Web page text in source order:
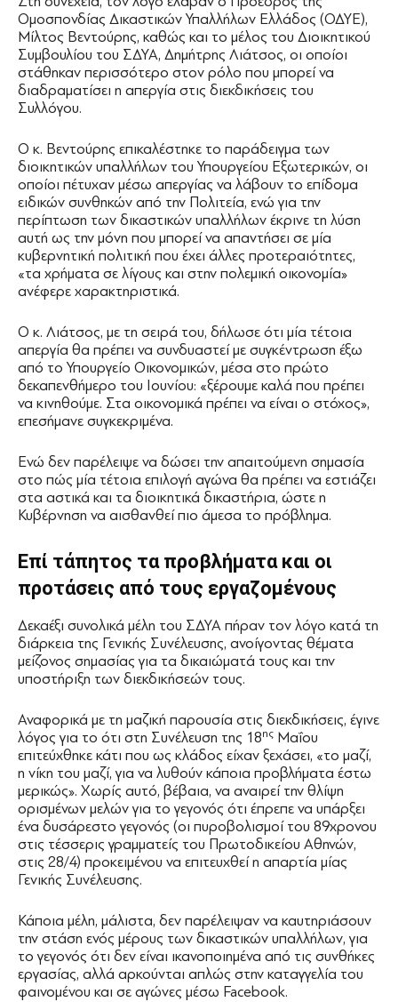
Ομοσπονδίας Δικαστικών Υπαλλήλων Ελλάδος (ΟΔΥΕ),
Μίλτος Βεντούρης, καθώς και το μέλος του Διοικητικού
Συμβουλίου του ΣΔΥΑ, Δημήτρης Λιάτσος, οι οποίοι
στάθηκαν περισσότερο στον ρόλο που μπορεί να
διαδραματίσει η απεργία στις διεκδικήσεις του
Συλλόγου.
Ο κ. Βεντούρης επικαλέστηκε το παράδειγμα των
διοικητικών υπαλλήλων του Υπουργείου Εξωτερικών, οι
οποίοι πέτυχαν μέσω απεργίας να λάβουν το επίδομα
ειδικών συνθηκών από την Πολιτεία, ενώ για την
περίπτωση των δικαστικών υπαλλήλων έκρινε τη λύση
αυτή ως την μόνη που μπορεί να απαντήσει σε μία
κυβερνητική πολιτική που έχει άλλες προτεραιότητες,
«τα χρήματα σε λίγους και στην πολεμική οικονομία»
ανέφερε χαρακτηριστικά.
Ο κ. Λιάτσος, με τη σειρά του, δήλωσε ότι μία τέτοια
απεργία θα πρέπει να συνδυαστεί με συγκέντρωση έξω
από το Υπουργείο Οικονομικών, μέσα στο πρώτο
δεκαπενθήμερο του Ιουνίου: «ξέρουμε καλά που πρέπει
να κινηθούμε. Στα οικονομικά πρέπει να είναι ο στόχος»,
επεσήμανε συγκεκριμένα.
Ενώ δεν παρέλειψε να δώσει την απαιτούμενη σημασία
στο πώς μία τέτοια επιλογή αγώνα θα πρέπει να εστιάζει
στα αστικά και τα διοικητικά δικαστήρια, ώστε η
Κυβέρνηση να αισθανθεί πιο άμεσα το πρόβλημα.
Επί τάπητος τα προβλήματα και οι
προτάσεις από τους εργαζομένους
Δεκαέξι συνολικά μέλη του ΣΔΥΑ πήραν τον λόγο κατά τη
διάρκεια της Γενικής Συνέλευσης, ανοίγοντας θέματα
μείζονος σημασίας για τα δικαιώματά τους και την
υποστήριξη των διεκδικήσεών τους.
Αναφορικά με τη μαζική παρουσία στις διεκδικήσεις, έγινε
λόγος για το ότι στη Συνέλευση της 18ης Μαΐου
επιτεύχθηκε κάτι που ως κλάδος είχαν ξεχάσει, «το μαζί,
η νίκη του μαζί, για να λυθούν κάποια προβλήματα έστω
μερικώς». Χωρίς αυτό, βέβαια, να αναιρεί την θλίψη
ορισμένων μελών για το γεγονός ότι έπρεπε να υπάρξει
ένα δυσάρεστο γεγονός (οι πυροβολισμοί του 89χρονου
στις τέσσερις γραμματείς του Πρωτοδικείου Αθηνών,
στις 28/4) προκειμένου να επιτευχθεί η απαρτία μίας
Γενικής Συνέλευσης.
Κάποια μέλη, μάλιστα, δεν παρέλειψαν να καυτηριάσουν
την στάση ενός μέρους των δικαστικών υπαλλήλων, για
το γεγονός ότι δεν είναι ικανοποιημένα από τις συνθήκες
εργασίας, αλλά αρκούνται απλώς στην καταγγελία του
φαινομένου και σε αγώνες μέσω Facebook.